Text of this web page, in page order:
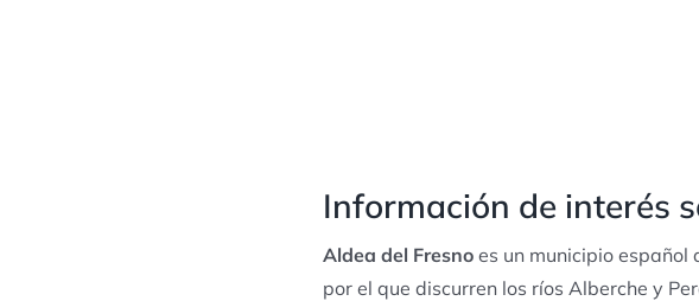
Información de interés
Aldea del Fresnoes un municipio español
por el que discurren los ríos Alberche y